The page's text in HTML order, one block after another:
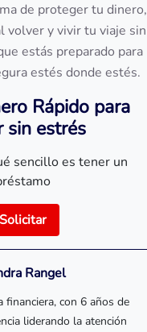
de proteger tu dinero,
volver y vivir tu viaje sin
estás preparado para
estés donde estés.
Rápido para
sin estrés
sencillo es tener un
Solicitar
Rangel
financiera, con 6 años de
liderando la atención